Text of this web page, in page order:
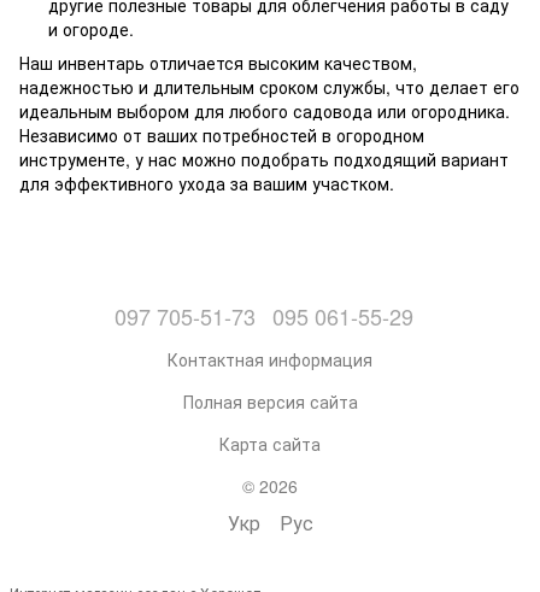
и огороде.
Наш инвентарь отличается высоким качеством,
надежностью и длительным сроком службы, что делает его
идеальным выбором для любого садовода или огородника.
Независимо от ваших потребностей в огородном
инструменте, у нас можно подобрать подходящий вариант
для эффективного ухода за вашим участком.
097 705-51-73 095 061-55-29
Контактная информация
Полная версия сайта
Карта сайта
© 2026
Укр Рус